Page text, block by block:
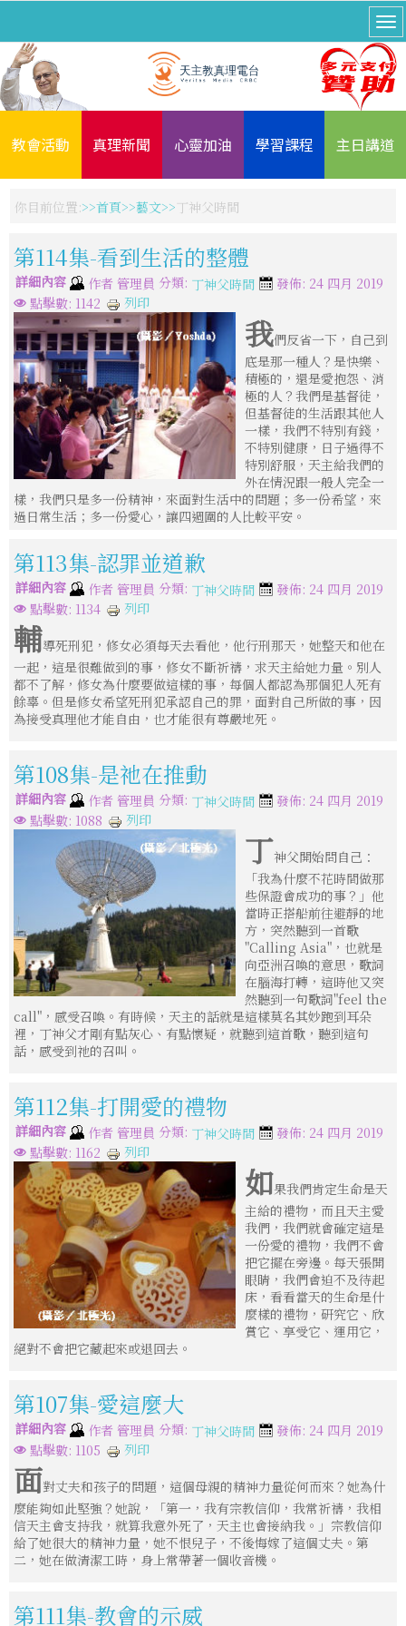
教會活動 真理新聞 心靈加油 學習課程 主日講道
你目前位置: 首頁 藝文 丁神父時間
第114集-看到生活的整體
詳細內容 作者 管理員 分類: 丁神父時間
發佈: 24 四月 2019
點擊數: 1142
列印
我們反省一下，自己到
底是那一種人？是快樂、
積極的，還是愛抱怨、消
極的人？我們是基督徒，
但基督徒的生活跟其他人
一樣，我們不特別有錢，
不特別健康，日子過得不
特別舒服，天主給我們的
外在情況跟一般人完全一
樣，我們只是多一份精神，來面對生活中的問題；多一份希望，來
過日常生活；多一份愛心，讓四週圍的人比較平安。
第113集-認罪並道歉
詳細內容 作者 管理員 分類: 丁神父時間
發佈: 24 四月 2019
點擊數: 1134
列印
輔導死刑犯，修女必須每天去看他，他行刑那天，她整天和他在
一起，這是很難做到的事，修女不斷祈禱，求天主給她力量。別人
都不了解，修女為什麼要做這樣的事，每個人都認為那個犯人死有
餘辜。但是修女希望死刑犯承認自己的罪，面對自己所做的事，因
為接受真理他才能自由，也才能很有尊嚴地死。
第108集-是祂在推動
詳細內容 作者 管理員 分類: 丁神父時間
發佈: 24 四月 2019
點擊數: 1088
列印
丁神父開始問自己：
「我為什麼不花時間做那
些保證會成功的事？」他
當時正搭船前往避靜的地
方，突然聽到一首歌
"Calling Asia"，也就是
向亞洲召喚的意思，歌詞
在腦海打轉，這時他又突
然聽到一句歌詞"feel the
call"，感受召喚。有時候，天主的話就是這樣莫名其妙跑到耳朵
裡，丁神父才剛有點灰心、有點懷疑，就聽到這首歌，聽到這句
話，感受到祂的召叫。
第112集-打開愛的禮物
詳細內容 作者 管理員 分類: 丁神父時間
發佈: 24 四月 2019
點擊數: 1162
列印
如果我們肯定生命是天
主給的禮物，而且天主愛
我們，我們就會確定這是
一份愛的禮物，我們不會
把它擺在旁邊。每天張開
眼睛，我們會迫不及待起
床，看看當天的生命是什
麼樣的禮物，研究它、欣
賞它、享受它、運用它，
絕對不會把它藏起來或退回去。
第107集-愛這麼大
詳細內容 作者 管理員 分類: 丁神父時間
發佈: 24 四月 2019
點擊數: 1105
列印
面對丈夫和孩子的問題，這個母親的精神力量從何而來？她為什
麼能夠如此堅強？她說，「第一，我有宗教信仰，我常祈禱，我相
信天主會支持我，就算我意外死了，天主也會接納我。」宗教信仰
給了她很大的精神力量，她不恨兒子，不後悔嫁了這個丈夫。第
二，她在做清潔工時，身上常帶著一個收音機。
第111集-教會的示威